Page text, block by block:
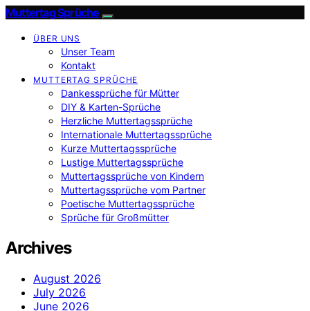
Muttertag Sprüche
ÜBER UNS
Unser Team
Kontakt
MUTTERTAG SPRÜCHE
Dankessprüche für Mütter
DIY & Karten-Sprüche
Herzliche Muttertagssprüche
Internationale Muttertagssprüche
Kurze Muttertagssprüche
Lustige Muttertagssprüche
Muttertagssprüche von Kindern
Muttertagssprüche vom Partner
Poetische Muttertagssprüche
Sprüche für Großmütter
Archives
August 2026
July 2026
June 2026